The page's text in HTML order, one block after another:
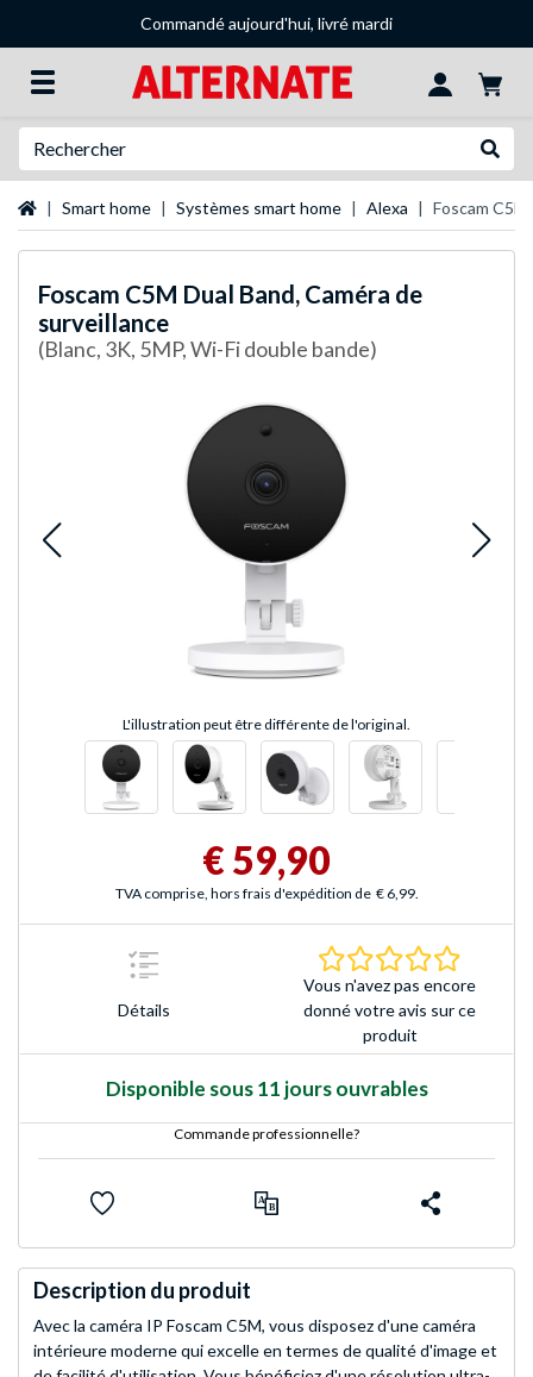
Commandé aujourd'hui, livré mardi
Page d'accueil
Smart home Systèmes smart home Alexa Foscam
Foscam C5M Dual Band, Caméra de
surveillance
(Blanc, 3K, 5MP, Wi-Fi double bande)
L'illustration peut être différente de l'original.
€ 59,90
TVA comprise, hors frais d'expédition de € 6,99.
Détails
Vous n'avez pas encore
donné votre avis sur ce
produit
Disponible sous 11 jours ouvrables
Commande professionnelle?
Description du produit
Avec la caméra IP Foscam C5M, vous disposez d'une caméra
intérieure moderne qui excelle en termes de qualité d'image et